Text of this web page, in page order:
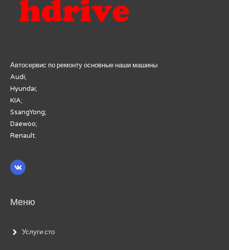
Автосервис по ремонту основные наши машины
Audi;
Hyundai;
KIA;
SsangYong;
Daewoo;
Renault.
Меню
Услуги сто